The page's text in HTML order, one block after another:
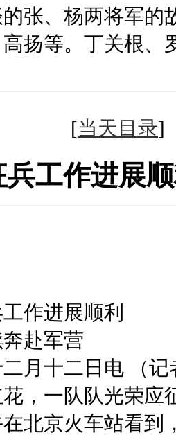
张、杨两将军的
扬等。丁关根、
[当天目录
工作进展
进展顺利
赴军营
月十二日电 （
，一队队光荣应
北京火车站看到